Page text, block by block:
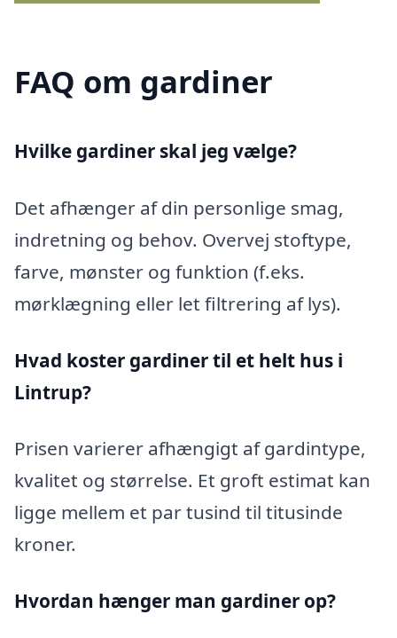
FAQ om gardiner
Hvilke gardiner skal jeg vælge?
Det afhænger af din personlige smag,
indretning og behov. Overvej stoftype,
farve, mønster og funktion (f.eks.
mørklægning eller let filtrering af lys).
Hvad koster gardiner til et helt hus i
Lintrup?
Prisen varierer afhængigt af gardintype,
kvalitet og størrelse. Et groft estimat kan
ligge mellem et par tusind til titusinde
kroner.
Hvordan hænger man gardiner op?